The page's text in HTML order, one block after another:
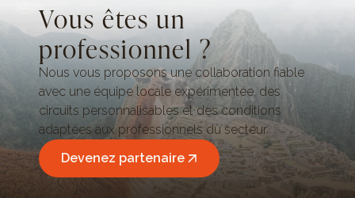
Vous êtes un
professionnel ?
Nous vous proposons une collaboration fiable
avec une équipe locale expérimentée, des
circuits personnalisables et des conditions
adaptées aux professionnels du secteur.
Devenez partenaire